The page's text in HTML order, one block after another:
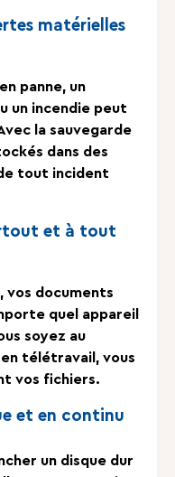
matérielles
panne, un
un incendie peut
la sauvegarde
dans des
tout incident
et à tout
vos documents
quel appareil
soyez au
télétravail, vous
vos fichiers.
et en continu
un disque dur